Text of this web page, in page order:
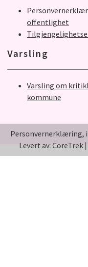
offentlighet
Varsling
Varsling om
kommune
Personvernerklæring,
Levert av: CoreTrek |